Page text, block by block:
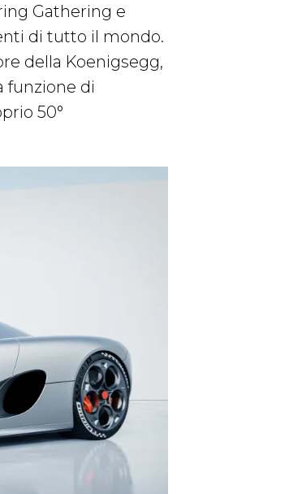
Gathering e
di tutto il mondo.
della Koenigsegg,
funzione di
50°